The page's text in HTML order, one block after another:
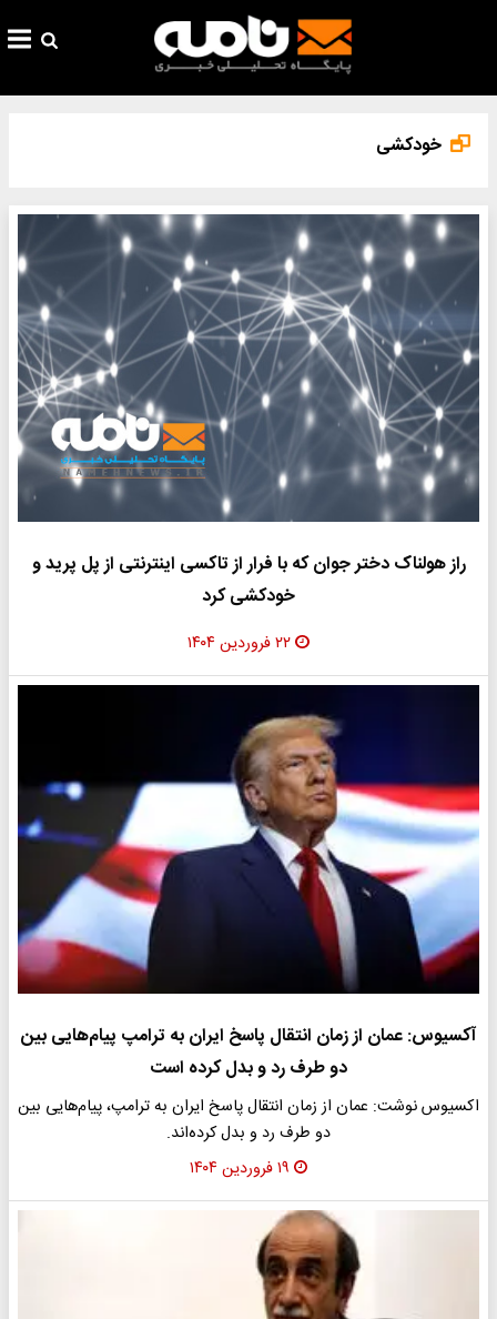
خودکشی
راز هولناک دختر جوان که با فرار از تاکسی اینترنتی از پل پرید و
خودکشی کرد
۲۲ فروردین ۱۴۰۴
آکسیوس: عمان از زمان انتقال پاسخ ایران به ترامپ پیام‌هایی بین
دو طرف رد و بدل کرده‌ است
اکسیوس نوشت: عمان از زمان انتقال پاسخ ایران به ترامپ، پیام‌هایی بین
دو طرف رد و بدل کرده‌اند.
۱۹ فروردین ۱۴۰۴